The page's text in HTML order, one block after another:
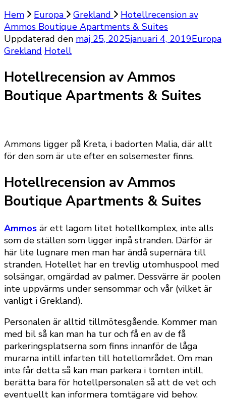
Hem
Europa Grekland
Hotellrecension av
Ammos Boutique Apartments & Suites
Uppdaterad den maj 25, 2025januari 4, 2019Europa
Grekland Hotell
Hotellrecension av Ammos
Boutique Apartments & Suites
Ammons ligger på Kreta, i badorten Malia, där allt
för den som är ute efter en solsemester finns.
Hotellrecension av Ammos
Boutique Apartments & Suites
Ammos är ett lagom litet hotellkomplex, inte alls
som de ställen som ligger inpå stranden. Därför är
här lite lugnare men man har ändå supernära till
stranden. Hotellet har en trevlig utomhuspool med
solsängar, omgärdad av palmer. Dessvärre är poolen
inte uppvärms under sensommar och vår (vilket är
vanligt i Grekland).
Personalen är alltid tillmötesgående. Kommer man
med bil så kan man ha tur och få en av de få
parkeringsplatserna som finns innanför de låga
murarna intill infarten till hotellområdet. Om man
inte får detta så kan man parkera i tomten intill,
berätta bara för hotellpersonalen så att de vet och
eventuellt kan informera tomtägare vid behov.